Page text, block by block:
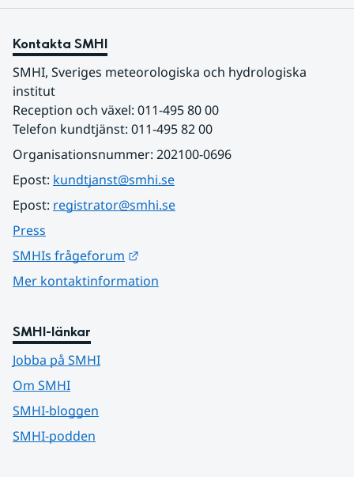
Kontakta SMHI
SMHI, Sveriges meteorologiska och hydrologiska
institut
Reception och växel: 011-495 80 00
Telefon kundtjänst: 011-495 82 00
Organisationsnummer: 202100-0696
Epost: kundtjanst@smhi.se
Epost: registrator@smhi.se
Press
SMHIs frågeforum
Mer kontaktinformation
SMHI-länkar
Jobba på SMHI
Om SMHI
SMHI-bloggen
SMHI-podden